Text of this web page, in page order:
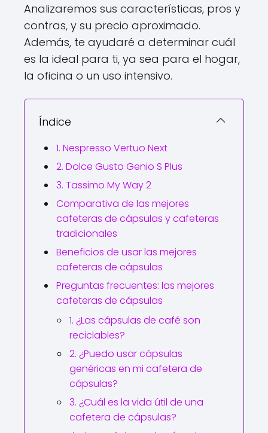
Analizaremos sus características, pros y
contras, y su precio aproximado.
Además, te ayudaré a determinar cuál
es la ideal para ti, ya sea para el hogar,
la oficina o un uso intensivo.
Índice
1. Nespresso Vertuo Next
2. Dolce Gusto Genio S Plus
3. Tassimo My Way 2
Comparativa de las mejores
cafeteras de cápsulas y cafeteras
tradicionales
Beneficios de usar las mejores
cafeteras de cápsulas
Preguntas frecuentes: las mejores
cafeteras de cápsulas
1. ¿Las cápsulas de café son
reciclables?
2. ¿Puedo usar cápsulas
genéricas en mi cafetera de
cápsulas?
3. ¿Cuál es la vida útil de una
cafetera de cápsulas?